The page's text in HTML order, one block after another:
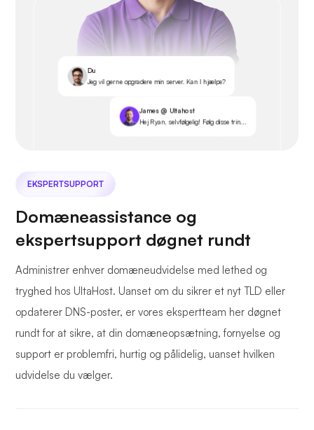
Du
Jeg vil gerne opgradere min server. Kan I hjælpe?
James @ Ultahost
Hej Ryan, selvfølgelig! Følg disse trin...
EKSPERTSUPPORT
Domæneassistance og
ekspertsupport døgnet rundt
Administrer enhver domæneudvidelse med lethed og
tryghed hos UltaHost. Uanset om du sikrer et nyt TLD eller
opdaterer DNS-poster, er vores ekspertteam her døgnet
rundt for at sikre, at din domæneopsætning, fornyelse og
support er problemfri, hurtig og pålidelig, uanset hvilken
udvidelse du vælger.